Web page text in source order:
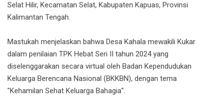
Selat Hilir, Kecamatan Selat, Kabupaten Kapuas, Provinsi
Kalimantan Tengah.
Mastukah menjelaskan bahwa Desa Kahala mewakili Kukar
dalam penilaian TPK Hebat Seri II tahun 2024 yang
diselenggarakan secara virtual oleh Badan Kependudukan
Keluarga Berencana Nasional (BKKBN), dengan tema
"Kehamilan Sehat Keluarga Bahagia".